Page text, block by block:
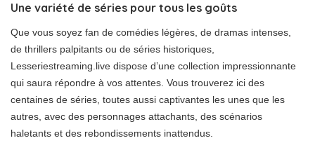
Une variété de séries pour tous les goûts
Que vous soyez fan de comédies légères, de dramas intenses,
de thrillers palpitants ou de séries historiques,
Lesseriestreaming.live dispose d’une collection impressionnante
qui saura répondre à vos attentes. Vous trouverez ici des
centaines de séries, toutes aussi captivantes les unes que les
autres, avec des personnages attachants, des scénarios
haletants et des rebondissements inattendus.